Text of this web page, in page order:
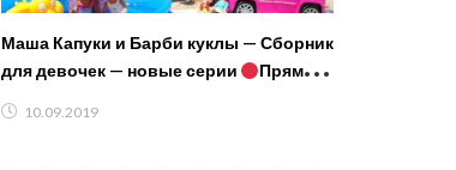
Маша Капуки и Барби куклы — Сборник
для девочек — новые серии
Прямой
Эфир
10.09.2019